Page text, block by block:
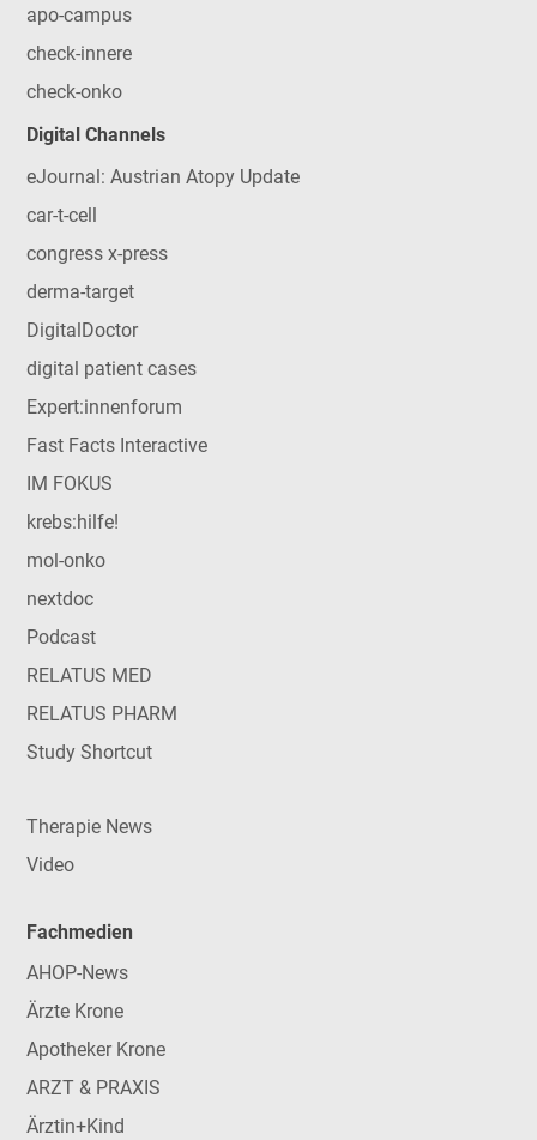
apo-campus
check-innere
check-onko
Digital Channels
eJournal: Austrian Atopy Update
car-t-cell
congress x-press
derma-target
DigitalDoctor
digital patient cases
Expert:innenforum
Fast Facts Interactive
IM FOKUS
krebs:hilfe!
mol-onko
nextdoc
Podcast
RELATUS MED
RELATUS PHARM
Study Shortcut
Therapie News
Video
Fachmedien
AHOP-News
Ärzte Krone
Apotheker Krone
ARZT & PRAXIS
Ärztin+Kind